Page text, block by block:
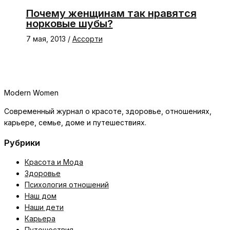
Почему женщинам так нравятся
норковые шубы?
7 мая, 2013 / Ассорти
Modern Women
Современный журнал о красоте, здоровье, отношениях,
карьере, семье, доме и путешествиях.
Рубрики
Красота и Мода
Здоровье
Психология отношений
Наш дом
Наши дети
Карьера